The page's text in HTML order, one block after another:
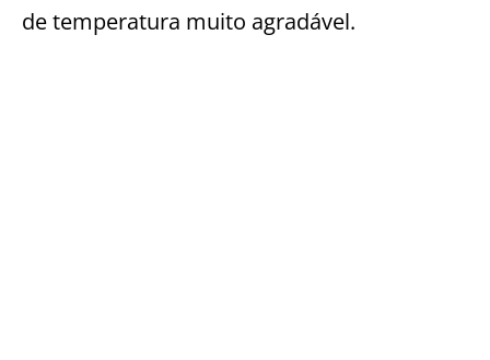
de temperatura muito agradável.